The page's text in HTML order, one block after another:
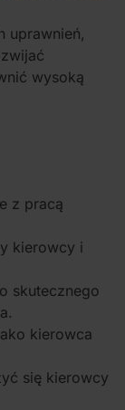
uprawnień,
wysoką
z pracą
kierowcy i
skutecznego
kierowca
się kierowcy